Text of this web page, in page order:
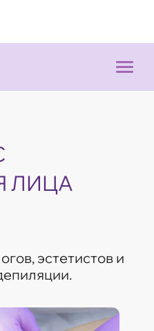
ЛИЦА
эстетистов и